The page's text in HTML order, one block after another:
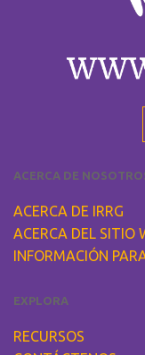
ACERCA DE
ACERCA DE IRRG
ACERCA DEL SITIO
INFORMACIÓN
EXPLORA
RECURSOS